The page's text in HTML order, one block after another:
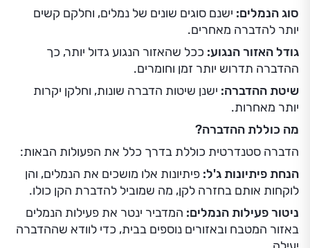
סוג הנמלים: ישנם סוגים שונים של נמלים, וחלקם קשים
יותר להדברה מאחרים.
גודל האזור הנגוע: ככל שהאזור הנגוע גדול יותר, כך
ההדברה תדרוש יותר זמן וחומרים.
שיטת ההדברה: ישנן שיטות הדברה שונות, וחלקן יקרות
יותר מאחרות.
מה כוללת ההדברה?
הדברה סטנדרטית כוללת בדרך כלל את הפעולות הבאות:
הנחת פיתיונות ג'ל: פיתיונות אלו מושכים את הנמלים, והן
לוקחות אותם בחזרה לקן, מה שמוביל להדברת הקן כולו.
ניטור פעילות הנמלים: המדביר ינטר את פעילות הנמלים
באזור המטבח ובאזורים נוספים בבית, כדי לוודא שההדברה